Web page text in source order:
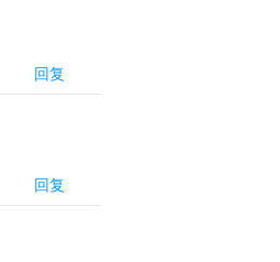
回复
回复